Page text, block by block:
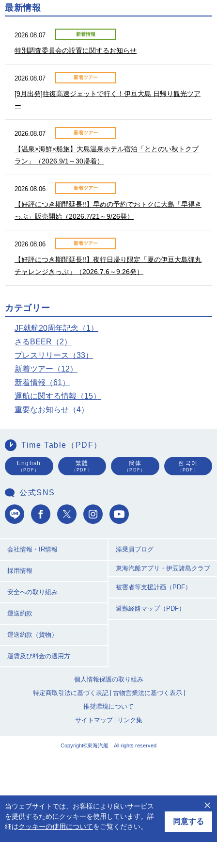
最新情報
2026.08.07 新着情報
特別調査委員会の設置に関するお知らせ
2026.08.07 新着ツアー
[9月出発]往復高速ジェットで行く！伊豆大島 日帰り観光ツア
ー
2026.08.07 新着ツアー
【温泉×海鮮×船旅】大島温泉ホテル宿泊「ととのい秋トクプ
ラン」（2026.9/1～30帰着）
2026.08.06 新着ツアー
【好評につき期間延長!!】早めの予約でおトクに大島「早得き
っぷ」販売開始（2026.7/21～9/26発）
2026.08.06 新着ツアー
【好評につき期間延長!!】夜行日帰り限定「夏の伊豆大島弾丸
チャレンジきっぷ」（2026.7.6～9.26発）
カテゴリー
JF就航20周年記念（1）
さるBEER（2）
プレスリリース（33）
新着ツアー（12）
新着情報（61）
運航に関する情報（15）
重要なお知らせ（4）
Time Table（PDF）
English
（PDF）
繁體
（PDF）
簡体
（PDF）
한국어
（PDF）
公式SNS
会社情報・IR情報
採用情報
安全への取り組み
運送約款
運送約款（貨物）
運賃及び料金の適用方
添乗員ブログ
東海汽船アプリ・ 伊豆諸島クラブ
被害者等支援計画（PDF）
避難経路マップ（PDF）
個人情報保護の取り組み
特定商取引法に基づく表記
古物営業法に基づく表示
推奨環境について
サイトマップ
リンク集
Copyright©東海汽船 All rights reserved
当ウェブサイトでは、お客様により良いサービス
を提供するためにクッキーを使用しています。詳
細はクッキーの使用についてをご覧ください。
同意する